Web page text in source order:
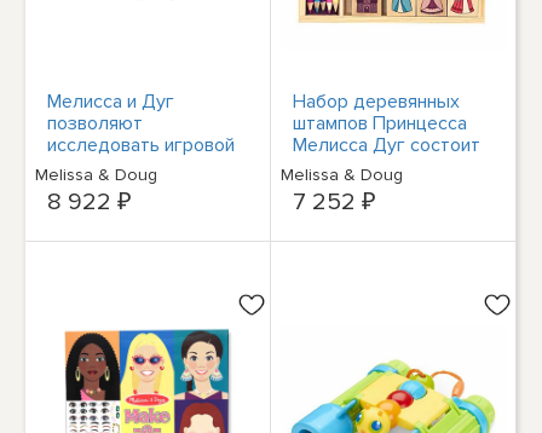
Мелисса и Дуг
позволяют
исследовать игровой
набор для рыбалки,
НОВЫЙ В НАЛИЧИИ
Melissa & Doug
8 922 ₽
Набор деревянных
штампов Принцесса
Мелисса Дуг состоит
из 9 марок, 5 цветных
карандашей и 2-Кол
Melissa & Doug
7 252 ₽